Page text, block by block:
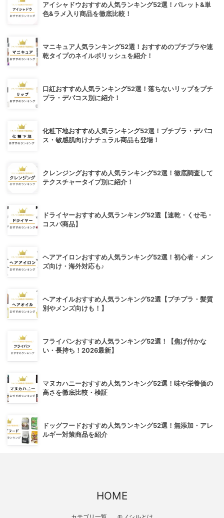
アイシャドウおすすめ人気ランキング52選！パレット&単
色&ラメ入り商品を徹底比較！
マニキュア人気ランキング52選！おすすめのプチプラや速
乾タイプのネイルポリッシュを紹介！
口紅おすすめ人気ランキング52選！落ちないリップをプチ
プラ・デパコス別に紹介！
化粧下地おすすめ人気ランキング52選！プチプラ・デパコ
ス・敏感肌向けナチュラル商品も登場！
クレンジングおすすめ人気ランキング52選！徹底調査して
テクスチャータイプ別に紹介！
ドライヤーおすすめ人気ランキング52選【速乾・くせ毛・
コスパ商品】
ヘアアイロンおすすめ人気ランキング52選！初心者・メン
ズ向け・海外対応も♪
ヘアオイルおすすめ人気ランキング52選【プチプラ・髪質
別やメンズ向けも！】
フライパンおすすめ人気ランキング52選！【焦げ付かな
い・長持ち！2026最新】
マヌカハニーおすすめ人気ランキング52選！味や栄養価の
高さを徹底比較・検証
ドッグフードおすすめ人気ランキング52選！無添加・アレ
ルギー対策商品を紹介
HOME